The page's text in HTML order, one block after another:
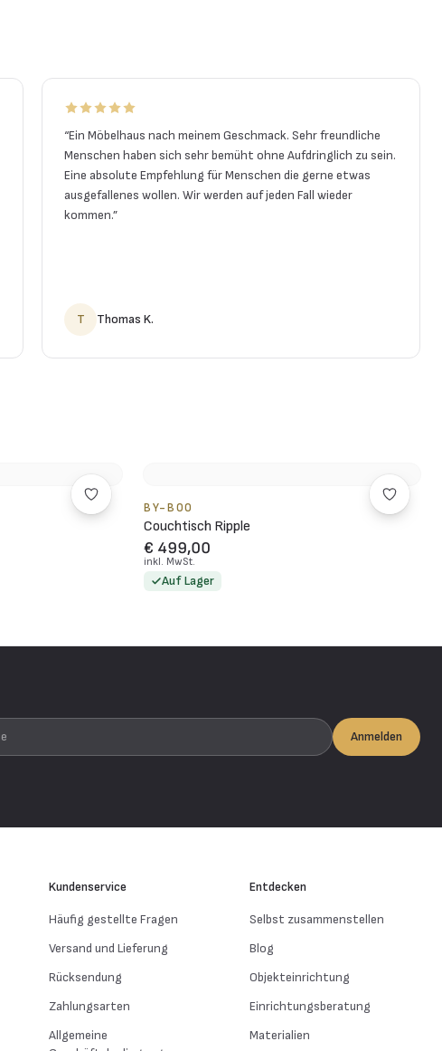
“Ein Möbelhaus nach meinem Geschmack. Sehr freundliche
Menschen haben sich sehr bemüht ohne Aufdringlich zu sein.
Eine absolute Empfehlung für Menschen die gerne etwas
ausgefallenes wollen. Wir werden auf jeden Fall wieder
kommen.”
T Thomas K.
BY-BOO
Couchtisch Ripple
€ 499,00
inkl. MwSt.
Auf Lager
Anmelden
Kundenservice
Häufig gestellte Fragen
Versand und Lieferung
Rücksendung
Zahlungsarten
Allgemeine
Entdecken
Selbst zusammenstellen
Blog
Objekteinrichtung
Einrichtungsberatung
Materialien